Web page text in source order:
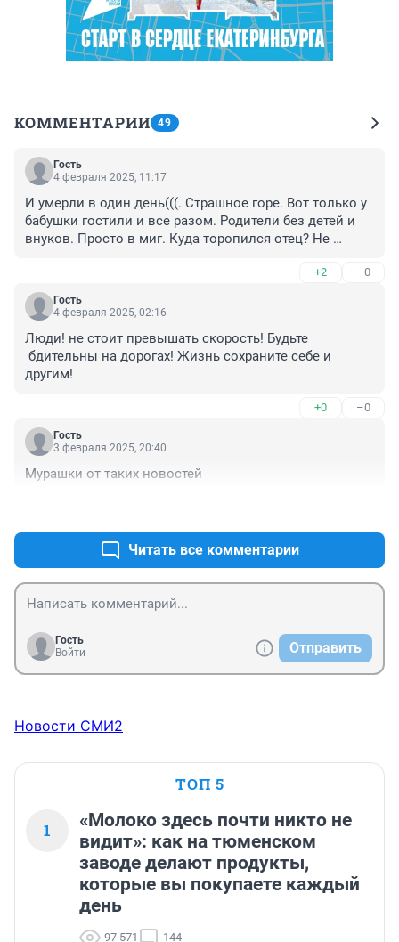
КОММЕНТАРИИ 49
Гость
4 февраля 2025, 11:17
И умерли в один день(((. Страшное горе. Вот только у
бабушки гостили и все разом. Родители без детей и
внуков. Просто в миг. Куда торопился отец? Не
же такая было тепло и начало подмораживать.
Воистину говорят: тише едешь - есть шанс что
доедешь.
+2 –0
Гость
4 февраля 2025, 02:16
Люди! не стоит превышать скорость! Будьте
бдительны на дорогах! Жизнь сохраните себе и
другим!
+0 –0
Гость
3 февраля 2025, 20:40
Мурашки от таких новостей
Читать все комментарии
Гость
Войти
Отправить
Новости СМИ2
ТОП 5
1
«Молоко здесь почти никто не
видит»: как на тюменском
заводе делают продукты,
которые вы покупаете каждый
день
97 571 144